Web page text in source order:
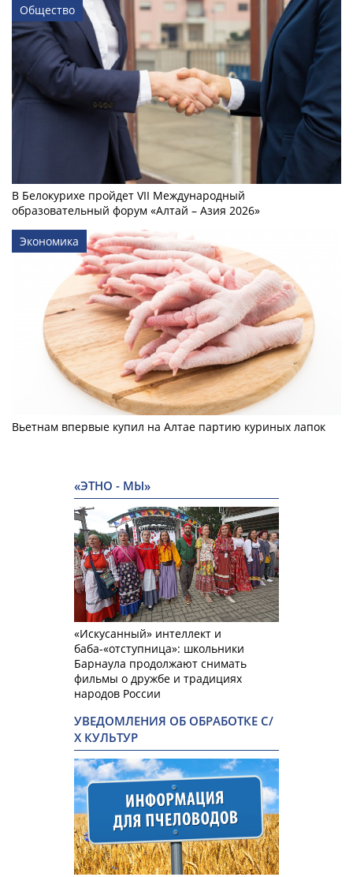
Общество
В Белокурихе пройдет VII Международный
образовательный форум «Алтай – Азия 2026»
Экономика
Вьетнам впервые купил на Алтае партию куриных лапок
«ЭТНО - МЫ»
«Искусанный» интеллект и
баба-«отступница»: школьники
Барнаула продолжают снимать
фильмы о дружбе и традициях
народов России
УВЕДОМЛЕНИЯ ОБ ОБРАБОТКЕ С/
Х КУЛЬТУР